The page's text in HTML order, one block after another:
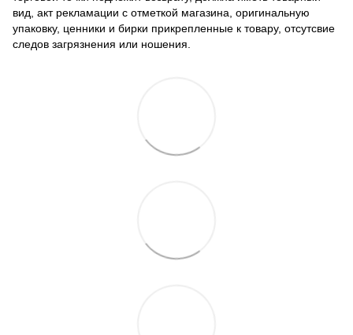
вид, акт рекламации с отметкой магазина, оригинальную
упаковку, ценники и бирки прикрепленные к товару, отсутсвие
следов загрязнения или ношения.